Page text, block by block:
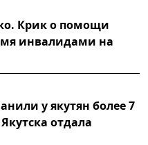
Крик о помощи
инвалидами на
у якутян более 7
отдала